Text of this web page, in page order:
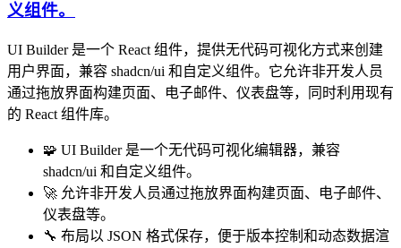
义组件。
UI Builder 是一个 React 组件，提供无代码可视化方式来创建
用户界面，兼容 shadcn/ui 和自定义组件。它允许非开发人员
通过拖放界面构建页面、电子邮件、仪表盘等，同时利用现有
的 React 组件库。
🧩 UI Builder 是一个无代码可视化编辑器，兼容
shadcn/ui 和自定义组件。
🚀 允许非开发人员通过拖放界面构建页面、电子邮件、
仪表盘等。
🔧 布局以 JSON 格式保存，便于版本控制和动态数据渲